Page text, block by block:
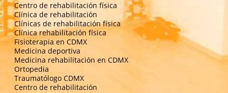
Centro de rehabilitación física
Clínica de rehabilitación
Clínicas de rehabilitación física
Clínica rehabilitación física
Fisioterapia en CDMX
Medicina deportiva
Medicina rehabilitación en CDMX
Ortopedia
Traumatólogo CDMX
Centro de rehabilitación